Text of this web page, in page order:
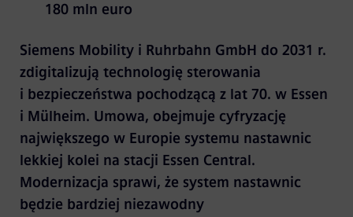
180 mln euro
Siemens Mobility i Ruhrbahn GmbH do 2031 r.
zdigitalizują technologię sterowania
i bezpieczeństwa pochodzącą z lat 70. w Essen
i Mülheim. Umowa, obejmuje cyfryzację
największego w Europie systemu nastawnic
lekkiej kolei na stacji Essen Central.
Modernizacja sprawi, że system nastawnic
będzie bardziej niezawodny